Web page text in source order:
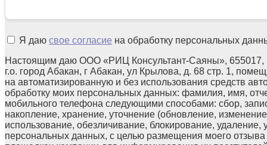
Я даю свое согласие на обработку персональных
Настоящим даю ООО «РИЦ Консультант-Саяны», 655017,
г.о. город Абакан, г Абакан, ул Крылова, д. 68 стр. 1,
на автоматизированную и без использования средств
обработку моих персональных данных: фамилия, имя,
мобильного телефона следующими способами: сбор,
накопление, хранение, уточнение (обновление,
использование, обезличивание, блокирование, удаление,
персональных данных, с целью размещения моего